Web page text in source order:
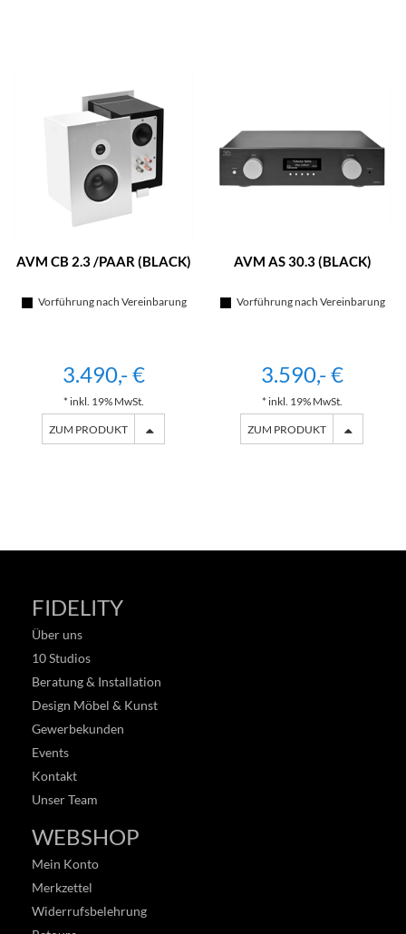
AVM CB 2.3 /PAAR (BLACK)
Vorführung nach Vereinbarung
3.490,- €
* inkl. 19% MwSt.
ZUM PRODUKT
AVM AS 30.3 (BLACK)
Vorführung nach Vereinbarung
3.590,- €
* inkl. 19% MwSt.
ZUM PRODUKT
FIDELITY
Über uns
10 Studios
Beratung & Installation
Design Möbel & Kunst
Gewerbekunden
Events
Kontakt
Unser Team
WEBSHOP
Mein Konto
Merkzettel
Widerrufsbelehrung